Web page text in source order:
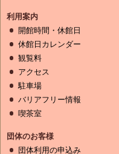
利用案内
開館時間・休館日
休館日カレンダー
観覧料
アクセス
駐車場
バリアフリー情報
喫茶室
団体のお客様
団体利用の申込み